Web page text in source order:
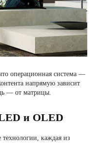
операционная система —
напрямую зависит
— от матрицы.
и OLED
каждая из